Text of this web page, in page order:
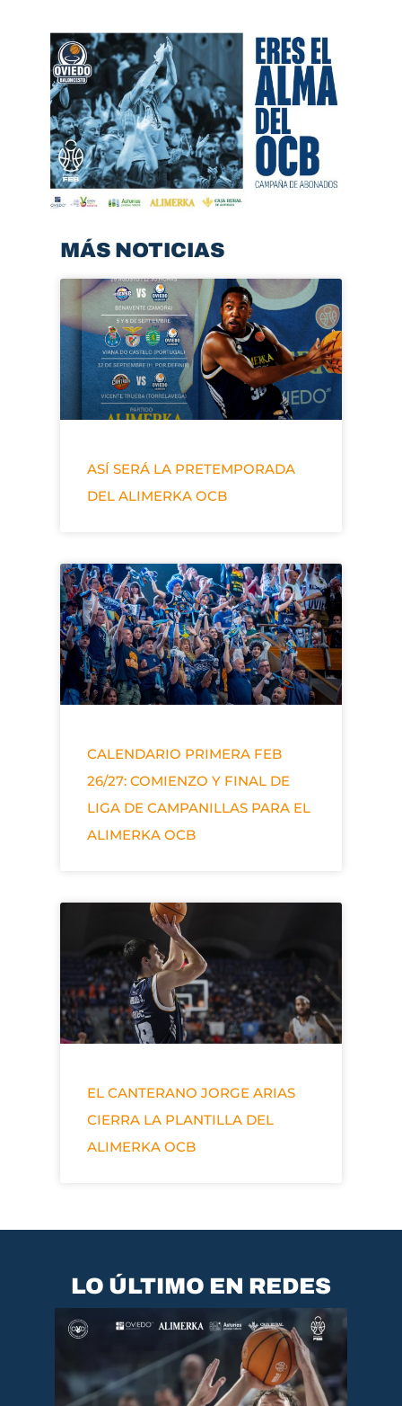
MÁS NOTICIAS
ASÍ SERÁ LA PRETEMPORADA
DEL ALIMERKA OCB
CALENDARIO PRIMERA FEB
26/27: COMIENZO Y FINAL DE
LIGA DE CAMPANILLAS PARA EL
ALIMERKA OCB
EL CANTERANO JORGE ARIAS
CIERRA LA PLANTILLA DEL
ALIMERKA OCB
LO ÚLTIMO EN REDES